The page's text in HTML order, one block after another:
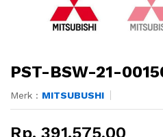
PST-BSW-21-
Merk : MITSUBUSHI
Rp. 391.575,00